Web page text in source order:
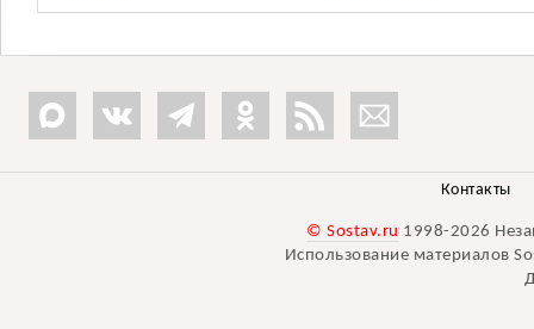
Контакты
© Sostav.ru 1998-2026
Использование материалов